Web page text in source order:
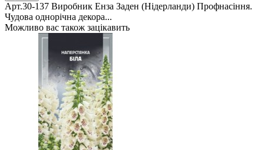
Арт.30-137 Виробник Енза Заден (Нідерланди) Профнасіння.
Чудова однорічна декора...
Можливо вас також зацікавить